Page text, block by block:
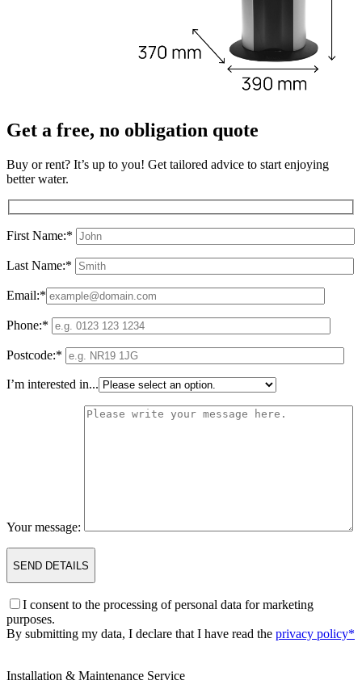
Get a free, no obligation quote
Buy or rent? It’s up to you! Get tailored advice to start enjoying
better water.
First Name:*
Last Name:*
Email:*
Phone:*
Postcode:*
I’m interested in...
Your message:
I consent to the processing of personal data for marketing
purposes.
By submitting my data, I declare that I have read the privacy policy*
Installation & Maintenance Service